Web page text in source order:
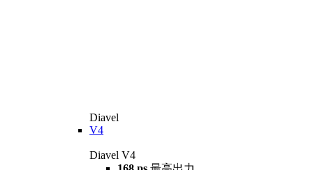
Diavel
V4
Diavel V4